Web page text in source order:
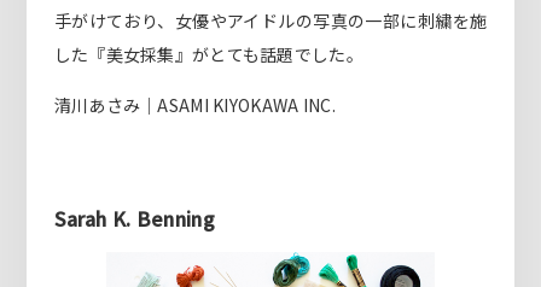
手がけており、女優やアイドルの写真の一部に刺繍を施
した『美女採集』がとても話題でした。
清川あさみ｜ASAMI KIYOKAWA INC.
Sarah K. Benning